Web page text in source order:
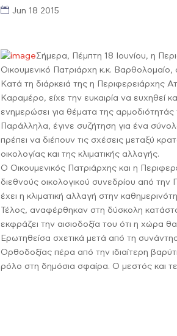
Jun 18 2015
Σήμερα, Πέμπτη 18 Ιουνίου, η
Οικουμενικό Πατριάρχη κ.κ.
Κατά τη διάρκειά της η Περιφερειάρχης
Καραμέρο, είχε την ευκαιρία να ευχηθεί
ενημερώσει για θέματα της αρμοδιότητάς
Παράλληλα, έγινε συζήτηση για ένα
πρέπει να διέπουν τις σχέσεις μεταξύ
οικολογίας και της κλιματικής αλλαγής.
Ο Οικουμενικός Πατριάρχης και η
διεθνούς οικολογικού συνεδρίου από την
έχει η κλιματική αλλαγή στην
Τέλος, αναφέρθηκαν στη δύσκολη
εκφράζει την αισιοδοξία του ότι η χώρα
Ερωτηθείσα σχετικά μετά από τη
Ορθοδοξίας πέρα από την ιδιαίτερη
ρόλο στη δημόσια σφαίρα. Ο μεστός και